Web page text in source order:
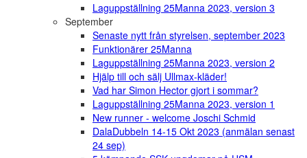
Laguppställning 25Manna 2023, version 3
September
Senaste nytt från styrelsen, september 2023
Funktionärer 25Manna
Laguppställning 25Manna 2023, version 2
Hjälp till och sälj Ullmax-kläder!
Vad har Simon Hector gjort i sommar?
Laguppställning 25Manna 2023, version 1
New runner - welcome Joschi Schmid
DalaDubbeln 14-15 Okt 2023 (anmälan senast
24 sep)